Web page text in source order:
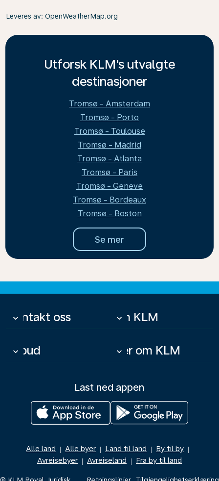
Leveres av: OpenWeatherMap.org
Utforsk KLM's utvalgte
destinasjoner
Tromsø - Amsterdam
Tromsø - Porto
Tromsø - Toulouse
Tromsø - Madrid
Tromsø - Atlanta
Tromsø - Paris
Tromsø - Geneve
Tromsø - Bordeaux
Tromsø - Boston
Se mer
Kontakt oss
keyboard_arrow_down Om KLM
keyboard_arrow_down
Tilbud
keyboard_arrow_down Mer om KLM
keyboard_arrow_down
Last ned appen
Alle land | Alle byer | Land til land | By til by |
Avreisebyer | Avreiseland | Fra by til land